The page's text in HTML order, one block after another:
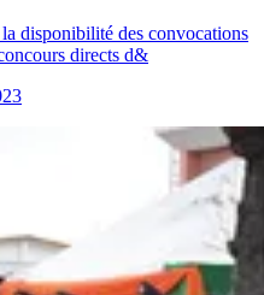
disponibilité des convocations
directs d&